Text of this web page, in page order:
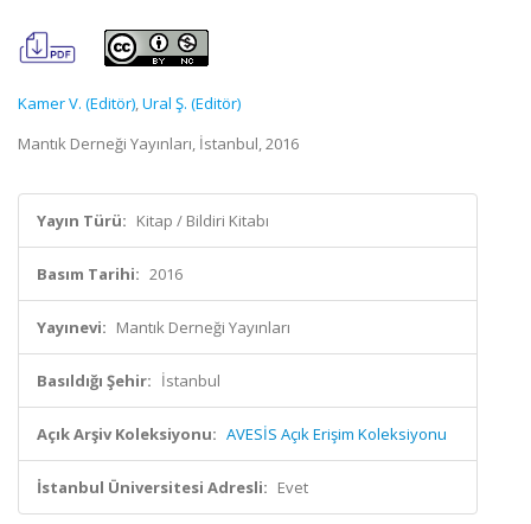
Kamer V. (Editör),Ural Ş. (Editör)
Mantık Derneği Yayınları, İstanbul, 2016
Yayın Türü: Kitap / Bildiri Kitabı
Basım Tarihi: 2016
Yayınevi: Mantık Derneği Yayınları
Basıldığı Şehir: İstanbul
Açık Arşiv Koleksiyonu: AVESİS Açık Erişim Koleksiyonu
İstanbul Üniversitesi Adresli: Evet